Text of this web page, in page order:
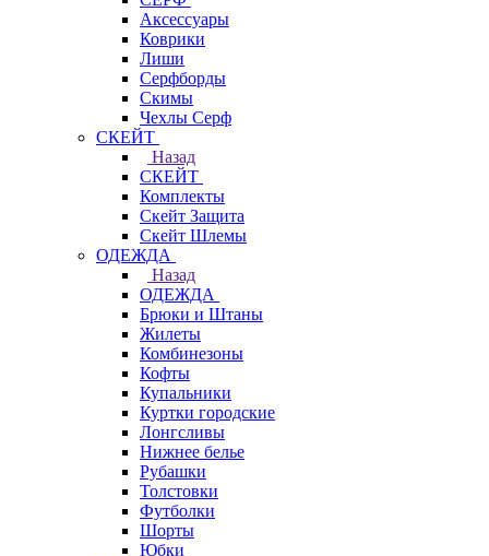
Аксессуары
Коврики
Лиши
Серфборды
Скимы
Чехлы Cерф
СКЕЙТ
Назад
СКЕЙТ
Комплекты
Скейт Защита
Скейт Шлемы
ОДЕЖДА
Назад
ОДЕЖДА
Брюки и Штаны
Жилеты
Комбинезоны
Кофты
Купальники
Куртки городские
Лонгсливы
Нижнее белье
Рубашки
Толстовки
Футболки
Шорты
Юбки